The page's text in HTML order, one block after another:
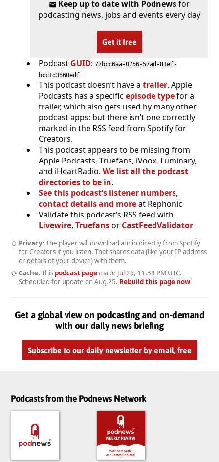
Keep up to date with Podnewsfor
podcasting news, jobs and events every day
Get it free
Podcast GUID: 77bcc6aa-0756-57ad-81ef-
bcc1d3560edf
This podcast doesn’t have a trailer. Apple
Podcasts has a specific episode typefor a
trailer, which also gets used by many other
podcast apps: but there isn’t one correctly
marked in the RSS feed from Spotify for
Creators.
This podcast appears to be missing from
Apple Podcasts, Truefans, iVoox, Luminary,
and iHeartRadio. We list all the podcast
directories to be in.
See this podcast’s listener numbers,
contact details and moreat Rephonic
Validate this podcast’s RSS feed with
Livewire, Truefansor CastFeedValidator
Privacy: The player will download audio directly from Spotify
for Creators if you listen. That shares data (like your IP address
or details of your device) with them.
Cache: This podcast pagemade Jul 26, 11:39 PM UTC.
Scheduled for update on Aug 25. Rebuild this page now
Get a global view on podcasting and on-demand
with our daily news briefing
Subscribe to our daily newsletter by email, free
Podcasts from the Podnews Network